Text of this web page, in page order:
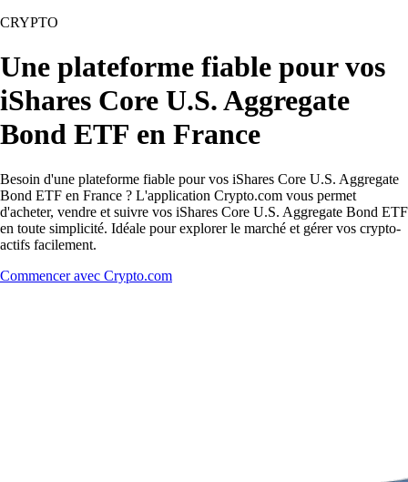
CRYPTO
Une plateforme fiable pour vos
iShares Core U.S. Aggregate
Bond ETF en France
Besoin d'une plateforme fiable pour vos iShares Core U.S. Aggregate
Bond ETF en France ? L'application Crypto.com vous permet
d'acheter, vendre et suivre vos iShares Core U.S. Aggregate Bond ETF
en toute simplicité. Idéale pour explorer le marché et gérer vos crypto-
actifs facilement.
Commencer avec Crypto.com